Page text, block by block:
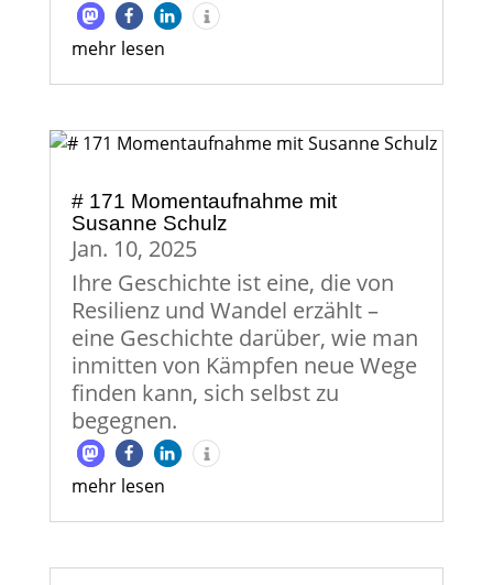
mehr lesen
# 171 Momentaufnahme mit
Susanne Schulz
Jan. 10, 2025
Ihre Geschichte ist eine, die von
Resilienz und Wandel erzählt –
eine Geschichte darüber, wie man
inmitten von Kämpfen neue Wege
finden kann, sich selbst zu
begegnen.
mehr lesen